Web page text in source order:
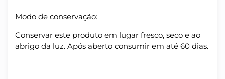
Modo de conservação:
Conservar este produto em lugar fresco, seco e ao
abrigo da luz. Após aberto consumir em até 60 dias.